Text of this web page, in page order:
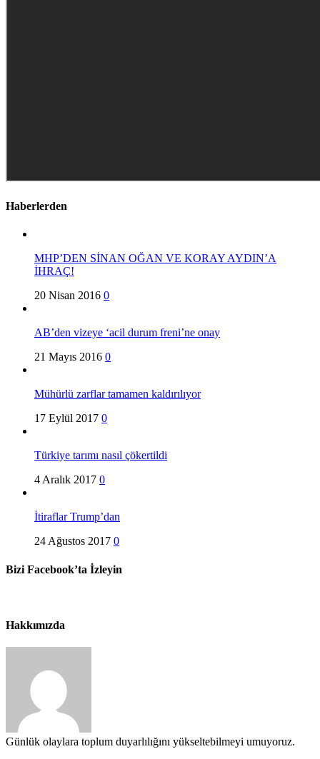
Haberlerden
MHP’DEN SİNAN OĞAN VE KORAY AYDIN’A
İHRAÇ!
20 Nisan 2016 0
AB’den vizeye ‘acil durum freni’ne onay
21 Mayıs 2016 0
Mühürlü zarflar tamamen kaldırılıyor
17 Eylül 2017 0
Türkiye tarımı nasıl çökertildi
4 Aralık 2017 0
İtiraflar Trump’dan
24 Ağustos 2017 0
Bizi Facebook’ta İzleyin
Hakkımızda
Günlük olaylara toplum duyarlılığını yükseltebilmeyi umuyoruz.